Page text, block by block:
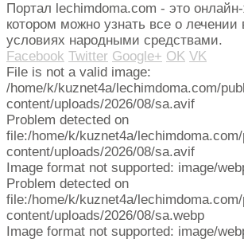
Портал lechimdoma.com - это
котором можно узнать все о
условиях народными средствами.
Facebook Twitter Google+ OK VK
File is not a valid image:
/home/k/kuznet4a/lechimdoma.com/
content/uploads/2026/08/sa.avif
Problem detected on
file:/home/k/kuznet4a/
content/uploads/2026/08/sa.avif
Image format not supported: image/
Problem detected on
file:/home/k/kuznet4a/
content/uploads/2026/08/sa.webp
Image format not supported: image/